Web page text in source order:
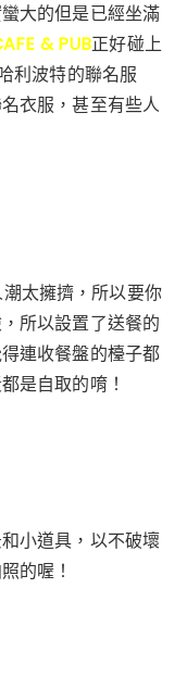
大的但是已經坐滿
& PUB正好碰上
利波特的聯名服
衣服，甚至有些人
太擁擠，所以要你
所以設置了送餐的
連收餐盤的檯子都
是自取的唷！
小道具，以不破壞
的喔！